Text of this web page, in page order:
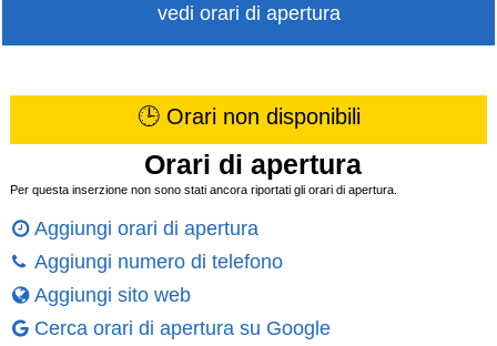
vedi orari di apertura
🕒 Orari non disponibili
Orari di apertura
Per questa inserzione non sono stati ancora riportati gli orari di apertura.
Aggiungi orari di apertura
Aggiungi numero di telefono
Aggiungi sito web
Cerca orari di apertura su Google